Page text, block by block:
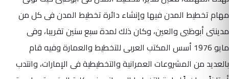
مهام تخطيط المدن فيها وإنشاء دائرة تخطيط المدن فى كل من
مدينتى أبوظبى والعين، وكان ذلك لمدة سبع سنين تقريبا، وفى
مايو 1976 أسس المكتب العربى للتخطيط والعمارة وفيه قام
بالعديد من المشروعات العمرانية والتخطيطية فى الإمارات، وانتدب